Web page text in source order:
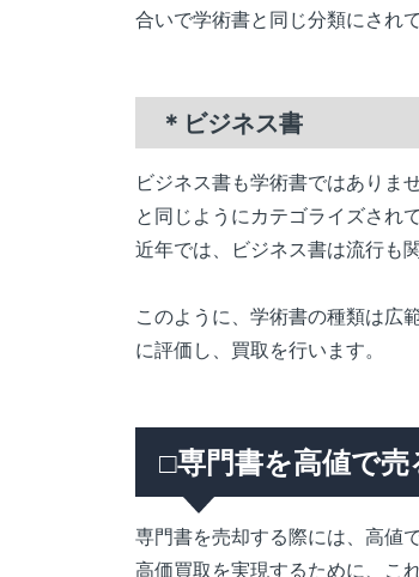
合いで学術書と同じ分類にされ
＊ビジネス書
ビジネス書も学術書ではありま
と同じようにカテゴライズされ
近年では、ビジネス書は流行も
このように、学術書の種類は広
に評価し、買取を行います。
□専門書を高値で売
専門書を売却する際には、高値
高価買取を実現するために、こ